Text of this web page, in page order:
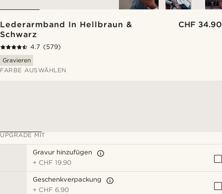
Lederarmband In Hellbraun &
Schwarz
CHF 34.90
4.7 (579)
Gravieren
FARBE AUSWÄHLEN
UPGRADE MIT
Gravur hinzufügen
+ CHF 19.90
Geschenkverpackung
+ CHF 6.90